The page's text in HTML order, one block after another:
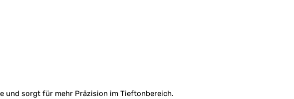
und sorgt für mehr Präzision im Tieftonbereich.